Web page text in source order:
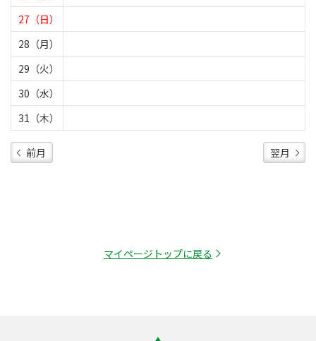
27（日）
28（月）
29（火）
30（水）
31（木）
前月 翌月
マイページトップに戻る